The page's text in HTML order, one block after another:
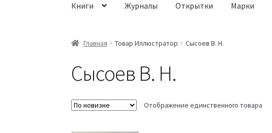
Книги Журналы Открытки Марки
ГлавнаяГлавная Товар Иллюстратор Сысоев В. Н.
Сысоев В. Н.
Отображение единственного товара